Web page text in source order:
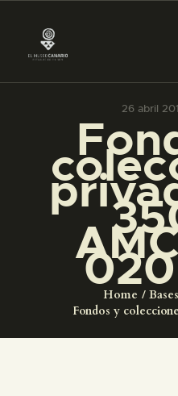
26 abril
Home
Fondos y
PREPARAR
█
EL MUSEO